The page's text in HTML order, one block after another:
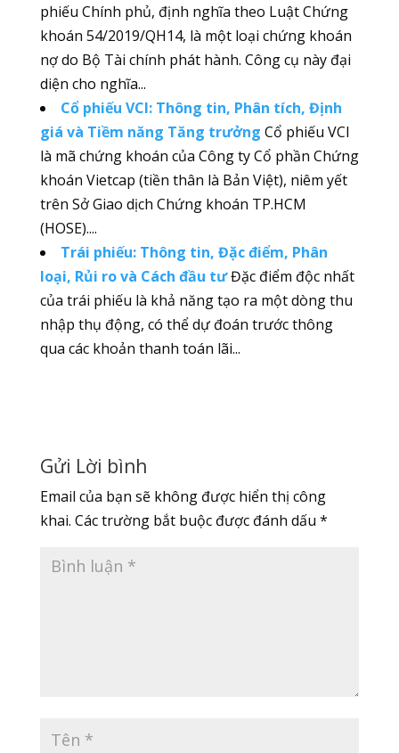
phiếu Chính phủ, định nghĩa theo Luật Chứng
khoán 54/2019/QH14, là một loại chứng khoán
nợ do Bộ Tài chính phát hành. Công cụ này đại
diện cho nghĩa...
Cổ phiếu VCI: Thông tin, Phân tích, Định
giá và Tiềm năng Tăng trưởng Cổ phiếu VCI
là mã chứng khoán của Công ty Cổ phần Chứng
khoán Vietcap (tiền thân là Bản Việt), niêm yết
trên Sở Giao dịch Chứng khoán TP.HCM
(HOSE)....
Trái phiếu: Thông tin, Đặc điểm, Phân
loại, Rủi ro và Cách đầu tưĐặc điểm độc nhất
của trái phiếu là khả năng tạo ra một dòng thu
nhập thụ động, có thể dự đoán trước thông
qua các khoản thanh toán lãi...
Gửi Lời bình
Email của bạn sẽ không được hiển thị công
khai. Các trường bắt buộc được đánh dấu *